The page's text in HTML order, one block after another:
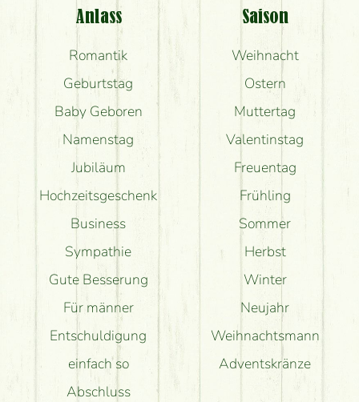
Anlass
Romantik
Geburtstag
Baby Geboren
Namenstag
Jubiläum
Hochzeitsgeschenk
Business
Sympathie
Gute Besserung
Für männer
Entschuldigung
einfach so
Abschluss
Saison
Weihnacht
Ostern
Muttertag
Valentinstag
Freuentag
Frühling
Sommer
Herbst
Winter
Neujahr
Weihnachtsmann
Adventskränze